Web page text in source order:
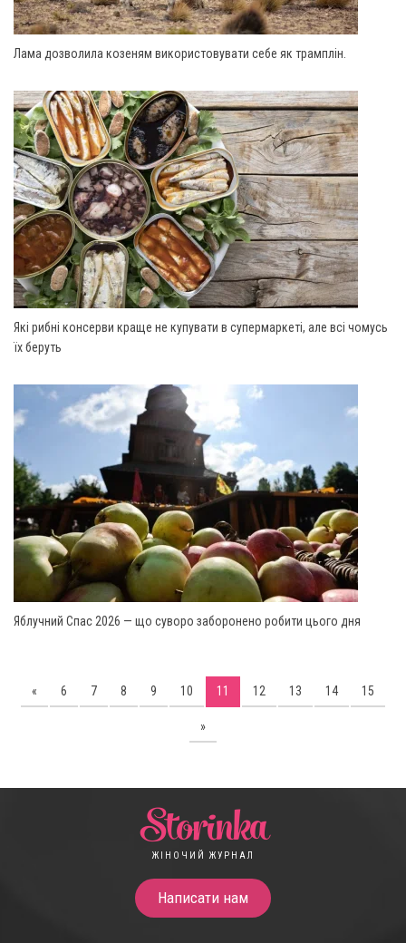
Лама дозволила козеням використовувати себе як трамплін.
Які рибні консерви краще не купувати в супермаркеті, але всі чомусь
їх беруть
Яблучний Спас 2026 — що суворо заборонено робити цього дня
« 6 7 8 9 10 11 12 13 14 15
»
Storinka
ЖІНОЧИЙ ЖУРНАЛ
Написати нам